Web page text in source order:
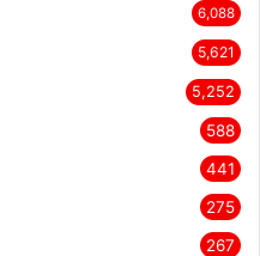
6,088
5,621
5,252
588
441
275
267